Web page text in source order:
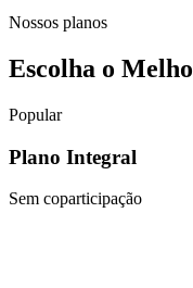
Nossos planos
Escolha o
Popular
Plano Integral
Sem coparticipação